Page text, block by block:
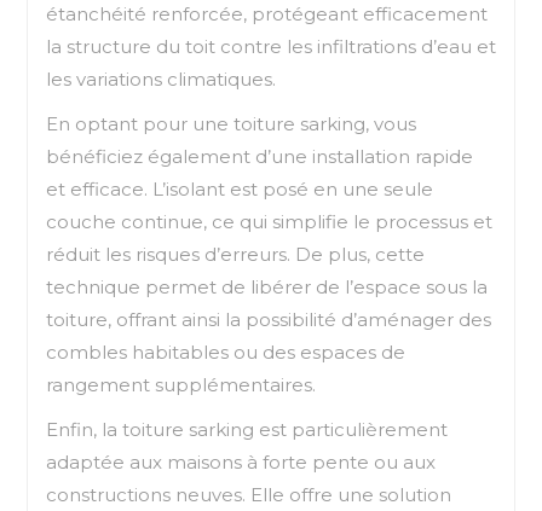
étanchéité renforcée, protégeant efficacement
la structure du toit contre les infiltrations d’eau et
les variations climatiques.
En optant pour une toiture sarking, vous
bénéficiez également d’une installation rapide
et efficace. L’isolant est posé en une seule
couche continue, ce qui simplifie le processus et
réduit les risques d’erreurs. De plus, cette
technique permet de libérer de l’espace sous la
toiture, offrant ainsi la possibilité d’aménager des
combles habitables ou des espaces de
rangement supplémentaires.
Enfin, la toiture sarking est particulièrement
adaptée aux maisons à forte pente ou aux
constructions neuves. Elle offre une solution